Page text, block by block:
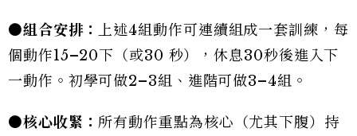
●組合安排：
上述4組動作可連續組成一套訓練，每
個動作15–20下（或30 秒），休息30秒後進入下
一動作。初學可做2–3組、進階可做3–4組。
●核心收緊： 所有動作重點為核心（尤其下腹）持